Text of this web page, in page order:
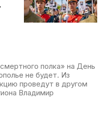
полка» на День
не будет. Из
проведут в другом
Владимир